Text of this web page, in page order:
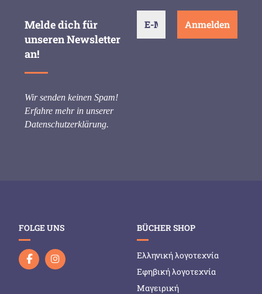
Melde dich für
unseren Newsletter
an!
Wir senden keinen Spam!
Erfahre mehr in unserer
Datenschutzerklärung.
FOLGE UNS BÜCHER SHOP
Ελληνική λογοτεχνία
Εφηβική λογοτεχνία
Μαγειρική